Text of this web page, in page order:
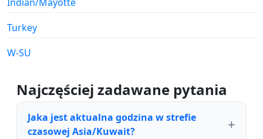
Turkey
W-SU
Najczęściej zadawane pytania
Jaka jest aktualna godzina w strefie
czasowej Asia/Kuwait?